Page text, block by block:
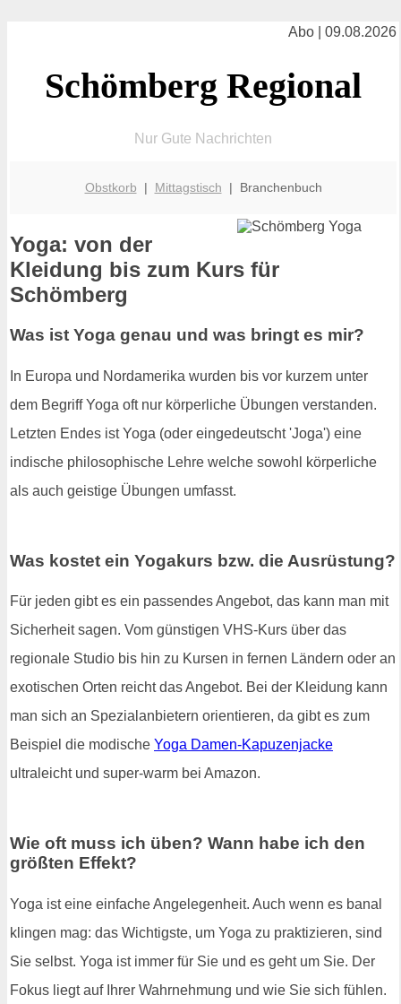
Abo | 09.08.2026
Schömberg Regional
Nur Gute Nachrichten
Obstkorb | Mittagstisch | Branchenbuch
Yoga: von der
Kleidung bis zum Kurs für
Schömberg
Was ist Yoga genau und was bringt es mir?
In Europa und Nordamerika wurden bis vor kurzem unter
dem Begriff Yoga oft nur körperliche Übungen verstanden.
Letzten Endes ist Yoga (oder eingedeutscht 'Joga') eine
indische philosophische Lehre welche sowohl körperliche
als auch geistige Übungen umfasst.
Was kostet ein Yogakurs bzw. die Ausrüstung?
Für jeden gibt es ein passendes Angebot, das kann man mit
Sicherheit sagen. Vom günstigen VHS-Kurs über das
regionale Studio bis hin zu Kursen in fernen Ländern oder an
exotischen Orten reicht das Angebot. Bei der Kleidung kann
man sich an Spezialanbietern orientieren, da gibt es zum
Beispiel die modische Yoga Damen-Kapuzenjacke
ultraleicht und super-warm bei Amazon.
Wie oft muss ich üben? Wann habe ich den
größten Effekt?
Yoga ist eine einfache Angelegenheit. Auch wenn es banal
klingen mag: das Wichtigste, um Yoga zu praktizieren, sind
Sie selbst. Yoga ist immer für Sie und es geht um Sie. Der
Fokus liegt auf Ihrer Wahrnehmung und wie Sie sich fühlen.